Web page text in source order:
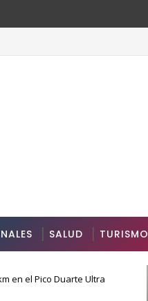
SALUD TURISMO
en el Pico Duarte Ultra